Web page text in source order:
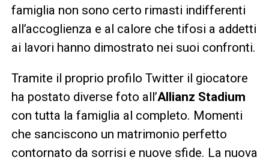
famiglia non sono certo rimasti indifferenti
all’accoglienza e al calore che tifosi a addetti
ai lavori hanno dimostrato nei suoi confronti.
Tramite il proprio profilo Twitter il giocatore
ha postato diverse foto all’Allianz Stadium
con tutta la famiglia al completo. Momenti
che sanciscono un matrimonio perfetto
contornato da sorrisi e nuove sfide. La nuova